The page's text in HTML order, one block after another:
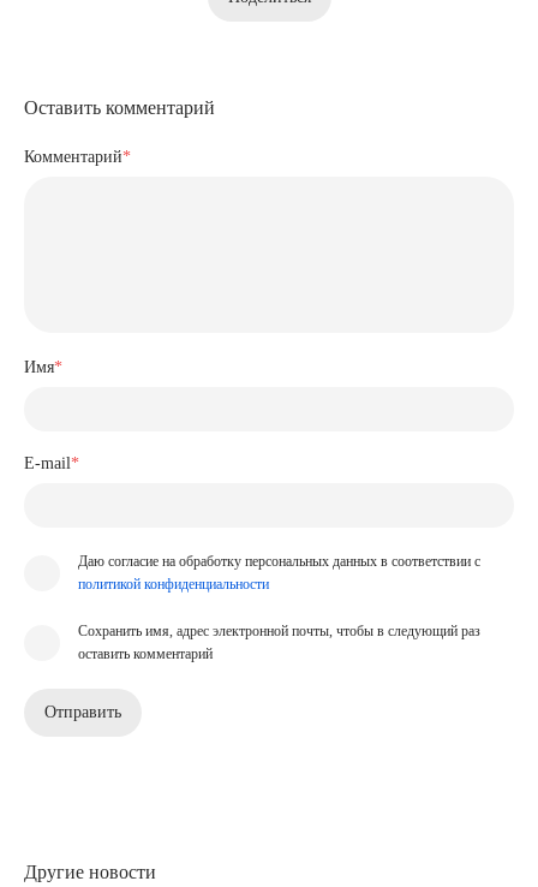
Оставить комментарий
Комментарий*
Имя*
E-mail*
Даю согласие на обработку персональных данных в соответствии с
политикой конфиденциальности
Сохранить имя, адрес электронной почты, чтобы в следующий раз
оставить комментарий
Другие новости